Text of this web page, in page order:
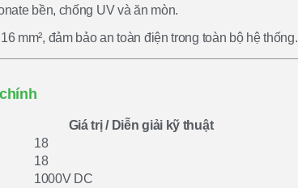
bền, chống UV và ăn mòn.
mm², đảm bảo an toàn điện trong toàn bộ hệ thống.
Giá trị / Diễn giải kỹ thuật
18
18
1000V DC